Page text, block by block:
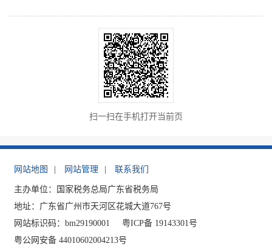
扫一扫在手机打开当前页
网站地图 网站管理 联系我们
主办单位：国家税务总局广东省税务局
地址：广东省广州市天河区花城大道767号
网站标识码：bm29190001
粤ICP备 19143301号
粤公网安备 44010602004213号